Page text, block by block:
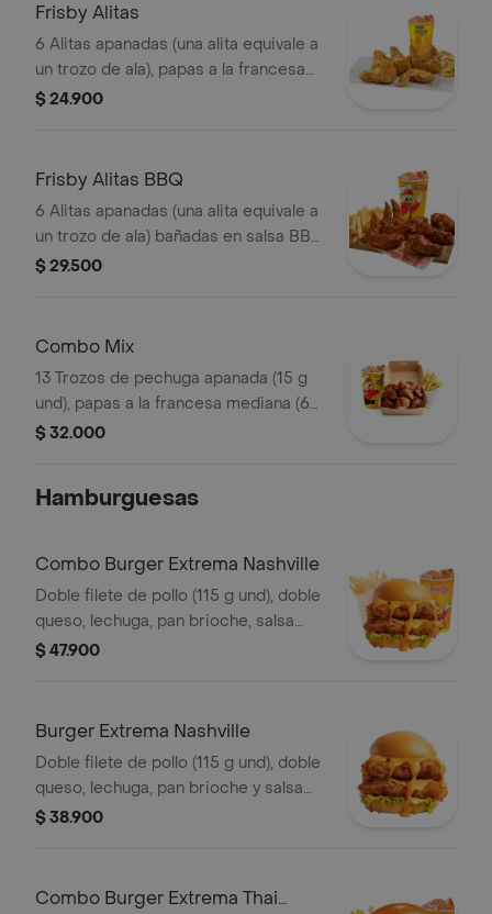
Frisby Alitas
6 Alitas apanadas (una alita equivale a
un trozo de ala), papas a la francesa
mediana (60 g) y gaseosa (325 ml)
$ 24.900
Frisby Alitas BBQ
6 Alitas apanadas (una alita equivale a
un trozo de ala) bañadas en salsa BBQ
ligeramente picante , papas a la
$ 29.500
Combo Mix
13 Trozos de pechuga apanada (15 g
und), papas a la francesa mediana (60
g) y gaseosa (325 ml)
$ 32.000
Hamburguesas
Combo Burger Extrema Nashville
Doble filete de pollo (115 g und), doble
queso, lechuga, pan brioche, salsa
picante estilo Nashville, francesa
$ 47.900
Burger Extrema Nashville
Doble filete de pollo (115 g und), doble
queso, lechuga, pan brioche y salsa
picante estilo Nashville
$ 38.900
Combo Burger Extrema Thai